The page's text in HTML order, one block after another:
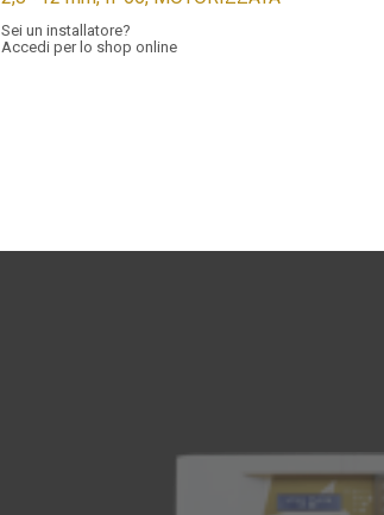
Sei un installatore?
Accedi per lo shop online